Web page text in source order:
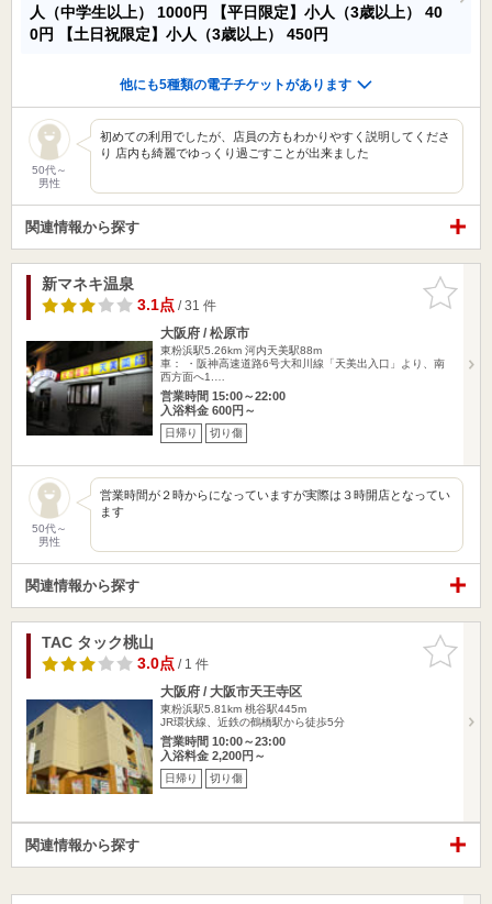
人（中学生以上） 1000円 【平日限定】小人（3歳以上） 40
0円
【土日祝限定】小人（3歳以上） 450円
他にも5種類の電子チケットがあります
50代～
男性
初めての利用でしたが、店員の方もわかりやすく説明してくださ
り 店内も綺麗でゆっくり過ごすことが出来ました
関連情報から探す
お気に入
りに追加
新マネキ温泉
3.1点/ 31 件
大阪府 / 松原市
東粉浜駅5.26km 河内天美駅88m
車： ・阪神高速道路6号大和川線「天美出入口」より、南
西方面へ1.…
営業時間 15:00～22:00
入浴料金 600円～
日帰り 切り傷
50代～
男性
営業時間が２時からになっていますが実際は３時開店となってい
ます
関連情報から探す
お気に入
りに追加
TAC タック桃山
3.0点/ 1 件
大阪府 / 大阪市天王寺区
東粉浜駅5.81km 桃谷駅445m
JR環状線、近鉄の鶴橋駅から徒歩5分
営業時間 10:00～23:00
入浴料金 2,200円～
日帰り 切り傷
関連情報から探す